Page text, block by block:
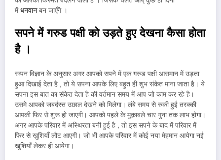
मेंधनवान बन जाएँगे ।
सपने में गरुड पक्षी को उड़ते हुए देखना कैसा होता
है ।
स्व्पन विज्ञान के अनुसार अगर आपको सपने में एक गरुड पक्षी आसमान में उड़ता
हुआ दिखाई देता है , तो ये सपना आपके लिए बहुत ही शुभ संकेत माना जाता है। ये
सपना इस बात का संकेत देता है की वर्तमान समय में आप जो काम कर रहे है।
उसमे आपको जबर्दस्त उछाल देखने को मिलेगा। लंबे समय से रुकी हुई तरक्की
आपकी फिर से शुरू हो जाएगी। आपको पहले के मुक़ाबले चार गुना तक लाभ होगा।
अगर आपके परिवार में अस्थिरता बनी हुई है , तो इस सपने के बाद में परिवार में
फिर से खुशियाँ लौट आएगी। जो भी आपके परिवार में कोई नया मेहमान आयेगा नई
खुशियाँ लेकर ही आयेगा।